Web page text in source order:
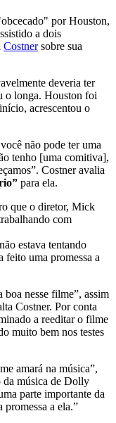
por Houston,
a dois
Costnersobre sua
deveria ter
o longa. Houston foi
acrescentou o
não pode ter uma
tenho [uma comitiva],
Costner avalia
para ela.
que o diretor, Mick
com
estava tentando
feito uma promessa a
nesse filme”, assim
Costner. Por conta
a reeditar o filme
muito bem nos testes
amará na música”,
da música de Dolly
parte importante da
a ela.”